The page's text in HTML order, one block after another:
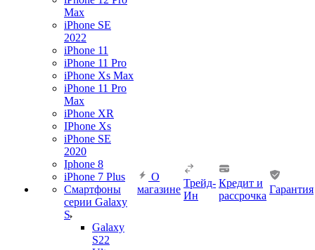
Max
iPhone SE
2022
iPhone 11
iPhone 11 Pro
iPhone Xs Max
iPhone 11 Pro
Max
iPhone XR
IPhone Xs
iPhone SE
2020
Iphone 8
iPhone 7 Plus
Смартфоны
серии Galaxy
S
Galaxy
S22
О
магазине
Трейд-
Ин
Кредит и
рассрочка
Гарантия